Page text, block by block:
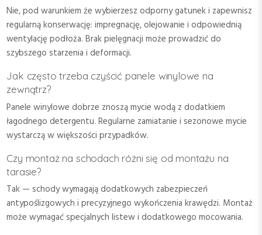
Nie, pod warunkiem że wybierzesz odporny gatunek i zapewnisz
regularną konserwację: impregnację, olejowanie i odpowiednią
wentylację podłoża. Brak pielęgnacji może prowadzić do
szybszego starzenia i deformacji.
Jak często trzeba czyścić panele winylowe na
zewnątrz?
Panele winylowe dobrze znoszą mycie wodą z dodatkiem
łagodnego detergentu. Regularne zamiatanie i sezonowe mycie
wystarczą w większości przypadków.
Czy montaż na schodach różni się od montażu na
tarasie?
Tak — schody wymagają dodatkowych zabezpieczeń
antypoślizgowych i precyzyjnego wykończenia krawędzi. Montaż
może wymagać specjalnych listew i dodatkowego mocowania.